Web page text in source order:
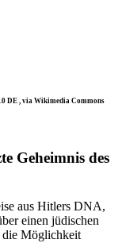
DE , via Wikimedia Commons
Geheimnis des
aus Hitlers DNA,
einen jüdischen
die Möglichkeit